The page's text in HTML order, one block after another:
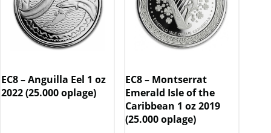
EC8 – Anguilla Eel 1 oz
2022 (25.000 oplage)
EC8 – Montserrat
Emerald Isle of the
Caribbean 1 oz 2019
(25.000 oplage)